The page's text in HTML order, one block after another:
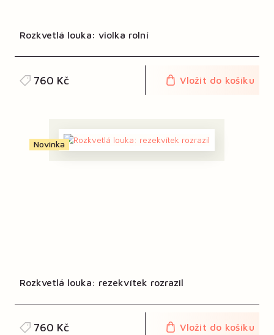
Rozkvetlá louka: violka rolní
760 Kč Vložit do košíku
Novinka
Rozkvetlá louka: rezekvítek rozrazil
760 Kč Vložit do košíku